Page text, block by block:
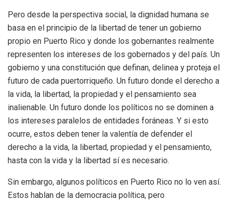
Pero desde la perspectiva social, la dignidad humana se
basa en el principio de la libertad de tener un gobierno
propio en Puerto Rico y donde los gobernantes realmente
representen los intereses de los gobernados y del país. Un
gobierno y una constitución que definan, delinea y proteja el
futuro de cada puertorriqueño. Un futuro donde el derecho a
la vida, la libertad, la propiedad y el pensamiento sea
inalienable. Un futuro donde los políticos no se dominen a
los intereses paralelos de entidades foráneas. Y si esto
ocurre, estos deben tener la valentía de defender el
derecho a la vida, la libertad, propiedad y el pensamiento,
hasta con la vida y la libertad sí es necesario.
Sin embargo, algunos políticos en Puerto Rico no lo ven así.
Estos hablan de la democracia política, pero